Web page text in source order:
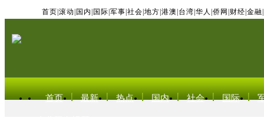
首页 滚动 国内 国际 军事 社会 地方 港澳 台湾 华人 侨网 财经 金融
首页 最新 热点 国内 社会 国际